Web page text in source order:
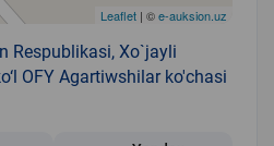
Leaflet| ©e-auksion.uz
Respublikasi, Xo`jayli
OFY Agartiwshilar ko'chasi